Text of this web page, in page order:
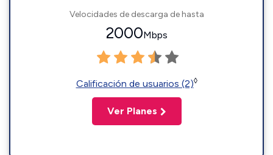
Velocidades de descarga de hasta
2000Mbps
Calificación de usuarios (2)◊
Ver Planes